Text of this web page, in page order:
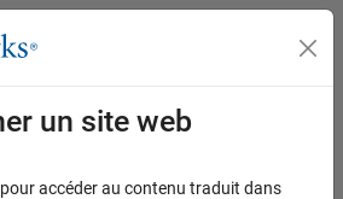
un site web
accéder au contenu traduit dans